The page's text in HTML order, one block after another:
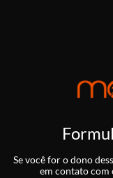
Se você for o dono
em contato com